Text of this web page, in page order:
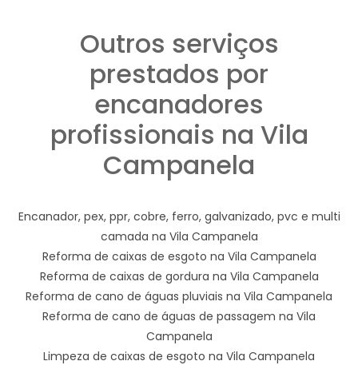
Outros serviços
prestados por
encanadores
profissionais na Vila
Campanela
Encanador, pex, ppr, cobre, ferro, galvanizado, pvc e multi
camada na Vila Campanela
Reforma de caixas de esgoto na Vila Campanela
Reforma de caixas de gordura na Vila Campanela
Reforma de cano de águas pluviais na Vila Campanela
Reforma de cano de águas de passagem na Vila
Campanela
Limpeza de caixas de esgoto na Vila Campanela